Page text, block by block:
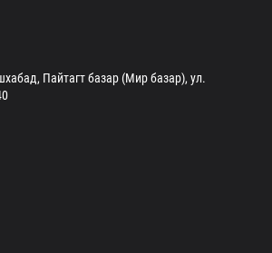
Пайтагт базар (Мир базар), ул.